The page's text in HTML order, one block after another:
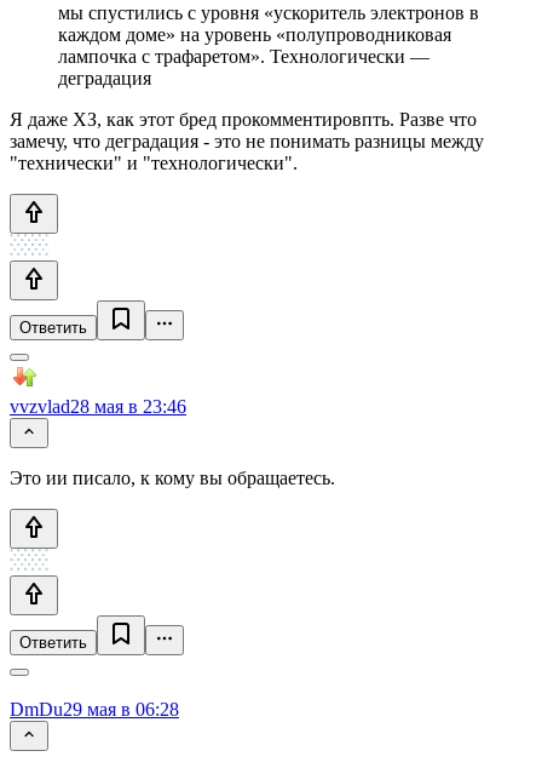
мы спустились с уровня «ускоритель электронов в
каждом доме» на уровень «полупроводниковая
лампочка с трафаретом». Технологически —
деградация
Я даже ХЗ, как этот бред прокомментировпть. Разве что
замечу, что деградация - это не понимать разницы между
"технически" и "технологически".
Ответить
vvzvlad28 мая в 23:46
Это ии писало, к кому вы обращаетесь.
Ответить
DmDu29 мая в 06:28